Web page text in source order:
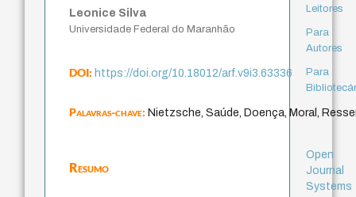
Leonice Silva
Universidade Federal do Maranhão
DOI:https://doi.org/10.18012/arf.v9i3.63336
Palavras-chave:Nietzsche, Saúde, Doença, Moral,
Resumo
Leitores
Para
Autores
Para
Open
Journal
Systems